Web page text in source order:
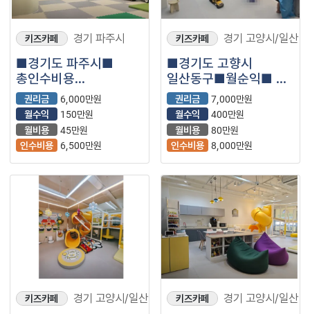
키즈카페 경기 파주시
■경기도 파주시■
총인수비용
■6,500만원 ■
키즈카페
매장나왔습니다.
권리금
6,000만원
월수익
150만원
월비용
45만원
인수비용
6,500만원
키즈카페 경기 고양시/일산
■경기도 고향시
일산동구■월순익■ 약
400만원■ 키즈카페
매장나왔습니다.
권리금
7,000만원
월수익
400만원
월비용
80만원
인수비용 8,000만원
키즈카페 경기 고양시/일산 키즈카페 경기 고양시/일산